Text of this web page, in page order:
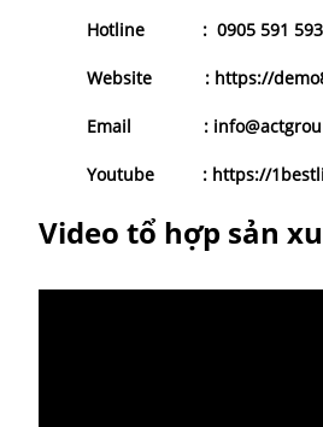
Hotline : 0905 591 593
Website : https://
Email :
Youtube : https://
Video tổ hợp sản